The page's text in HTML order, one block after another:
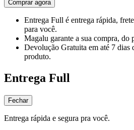
Comprar agora
Entrega Full é entrega rápida,
para você.
Magalu garante a sua compra, do
Devolução Gratuita em até 7 dias
produto.
Entrega Full
Fechar
Entrega rápida e segura pra você.